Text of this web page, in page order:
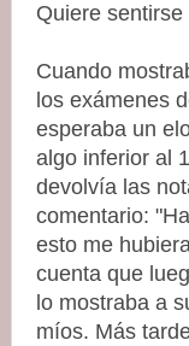
Quiere
Cuando
los exámenes
esperaba un
algo inferior al
devolvía las
comentario:
esto me
cuenta que
lo mostraba a
míos. Más